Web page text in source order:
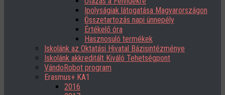
Ipolyságiak látogatása Magyarországon
Összetartozás napi ünnepély
Értékelő óra
Hasznosuló termékek
Iskolánk az Oktatási Hivatal Bázisintézménye
Iskolánk akkreditált Kiváló Tehetségpont
VándoRobot program
Erasmus+ KA1
2016